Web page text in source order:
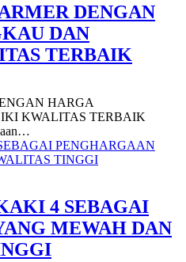
DENGAN
DAN
TERBAIK
HARGA
KWALITAS TERBAIK
4 SEBAGAI
MEWAH DAN